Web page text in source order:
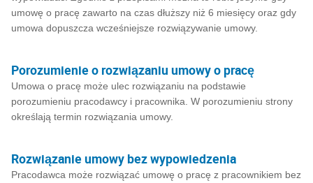
umowę o pracę zawarto na czas dłuższy niż 6 miesięcy oraz gdy
umowa dopuszcza wcześniejsze rozwiązywanie umowy.
Porozumienie o rozwiązaniu umowy o pracę
Umowa o pracę może ulec rozwiązaniu na podstawie
porozumieniu pracodawcy i pracownika. W porozumieniu strony
określają termin rozwiązania umowy.
Rozwiązanie umowy bez wypowiedzenia
Pracodawca może rozwiązać umowę o pracę z pracownikiem bez